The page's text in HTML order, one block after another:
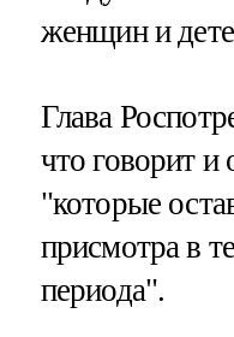
женщин и
Глава
что говорит и
"которые
присмотра в
периода".